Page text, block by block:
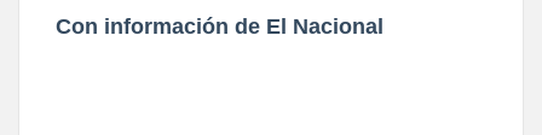
Con información de El Nacional